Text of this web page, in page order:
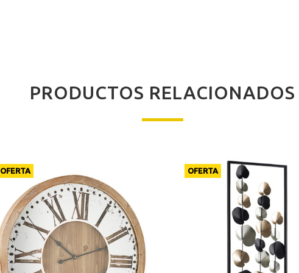
PRODUCTOS RELACIONADOS
OFERTA OFERTA